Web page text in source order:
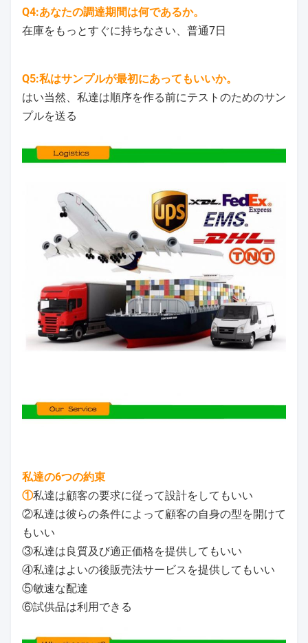
Q4:あなたの調達期間は何であるか。
在庫をもっとすぐに持ちなさい、普通7日
Q5:私はサンプルが最初にあってもいいか。
はい当然、私達は順序を作る前にテストのためのサン
プルを送る
私達の6つの約束
①私達は顧客の要求に従って設計をしてもいい
②私達は彼らの条件によって顧客の自身の型を開けて
もいい
③私達は良質及び適正価格を提供してもいい
④私達はよいの後販売法サービスを提供してもいい
⑤敏速な配達
⑥試供品は利用できる